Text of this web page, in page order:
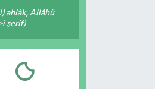
ahlâk, Allâhü
i şerif)